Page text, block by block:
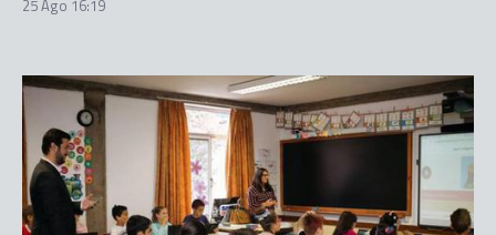
25 Ago 16:19